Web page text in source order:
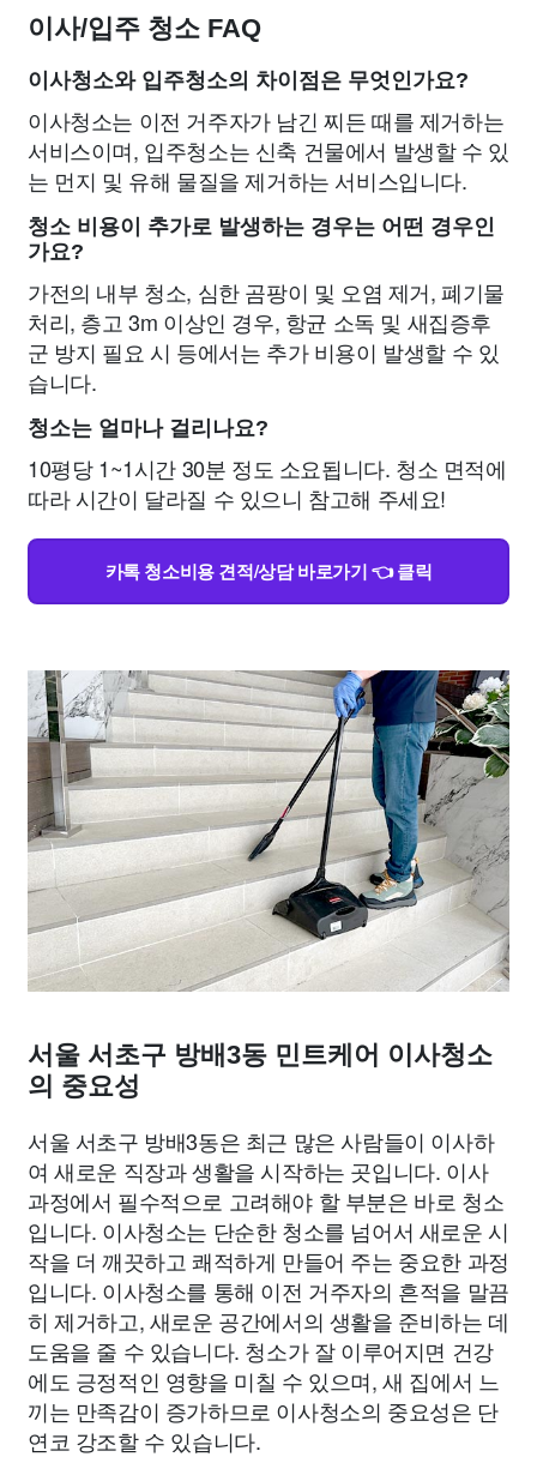
이사/입주 청소 FAQ
이사청소와 입주청소의 차이점은 무엇인가요?
이사청소는 이전 거주자가 남긴 찌든 때를 제거하는
서비스이며, 입주청소는 신축 건물에서 발생할 수 있
는 먼지 및 유해 물질을 제거하는 서비스입니다.
청소 비용이 추가로 발생하는 경우는 어떤 경우인
가요?
가전의 내부 청소, 심한 곰팡이 및 오염 제거, 폐기물
처리, 층고 3m 이상인 경우, 항균 소독 및 새집증후
군 방지 필요 시 등에서는 추가 비용이 발생할 수 있
습니다.
청소는 얼마나 걸리나요?
10평당 1~1시간 30분 정도 소요됩니다. 청소 면적에
따라 시간이 달라질 수 있으니 참고해 주세요!
카톡 청소비용 견적/상담 바로가기 👈 클릭
서울 서초구 방배3동 민트케어 이사청소
의 중요성
서울 서초구 방배3동은 최근 많은 사람들이 이사하
여 새로운 직장과 생활을 시작하는 곳입니다. 이사
과정에서 필수적으로 고려해야 할 부분은 바로 청소
입니다. 이사청소는 단순한 청소를 넘어서 새로운 시
작을 더 깨끗하고 쾌적하게 만들어 주는 중요한 과정
입니다. 이사청소를 통해 이전 거주자의 흔적을 말끔
히 제거하고, 새로운 공간에서의 생활을 준비하는 데
도움을 줄 수 있습니다. 청소가 잘 이루어지면 건강
에도 긍정적인 영향을 미칠 수 있으며, 새 집에서 느
끼는 만족감이 증가하므로 이사청소의 중요성은 단
연코 강조할 수 있습니다.